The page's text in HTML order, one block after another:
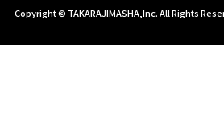
Copyright © TAKARAJIMASHA,Inc. All Rights